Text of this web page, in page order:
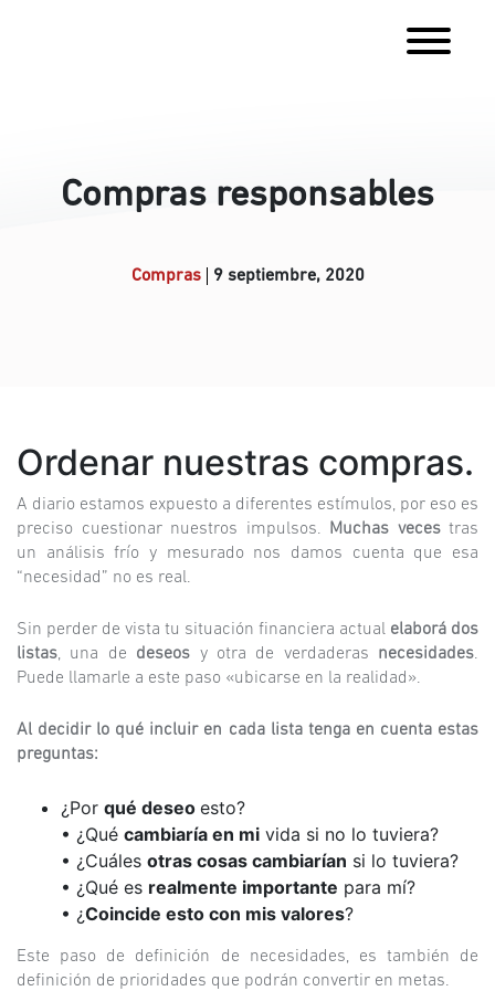
Compras responsables
Compras 9 septiembre, 2020
Ordenar nuestras compras.
A diario estamos expuesto a diferentes estímulos, por eso es
preciso cuestionar nuestros impulsos.
Muchas veces tras
un análisis frío y mesurado nos damos cuenta que esa
“necesidad” no es real.
Sin perder de vista tu situación financiera actual elaborá dos
listas, una de deseos y otra de verdaderas necesidades.
Puede llamarle a este paso «ubicarse en la realidad».
Al decidir lo qué incluir en cada lista tenga en cuenta estas
preguntas:
¿Por qué deseo esto?
• ¿Qué cambiaría en mi vida si no lo tuviera?
• ¿Cuáles otras cosas cambiarían si lo tuviera?
• ¿Qué es realmente importante para mí?
• ¿Coincide esto con mis valores?
Este paso de definición de necesidades, es también de
definición de prioridades que podrán convertir en metas.